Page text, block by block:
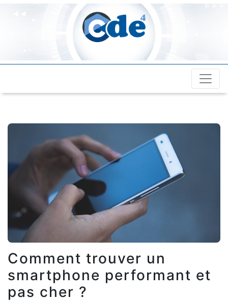
Cde4.com
Comment trouver un
smartphone performant et
pas cher ?